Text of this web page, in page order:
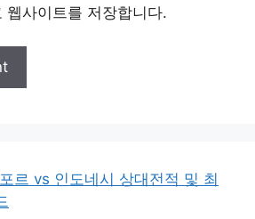
웹사이트를 저장합니다.
르 vs 인도네시 상대전적 및 최